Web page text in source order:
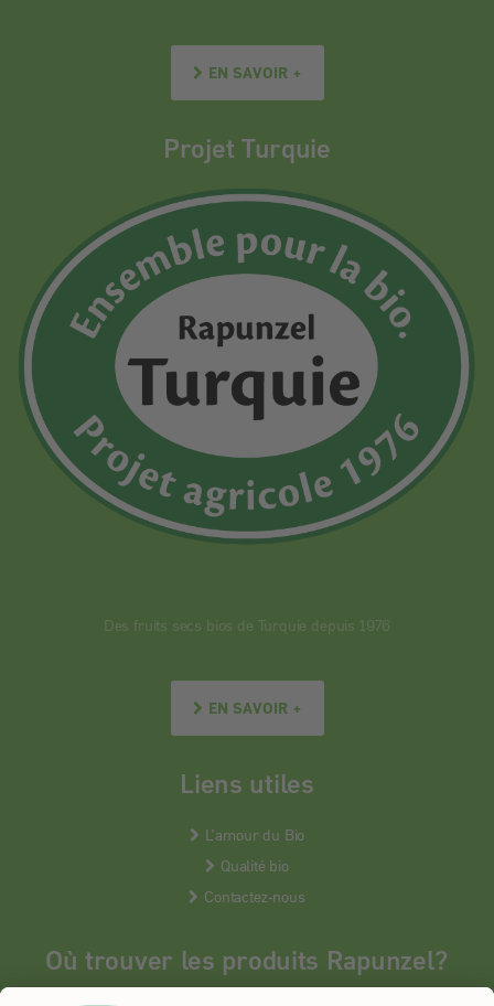
EN SAVOIR +
Projet Turquie
Des fruits secs bios de Turquie depuis 1976
EN SAVOIR +
Liens utiles
L’amour du Bio
Qualité bio
Contactez-nous
Où trouver les produits Rapunzel?